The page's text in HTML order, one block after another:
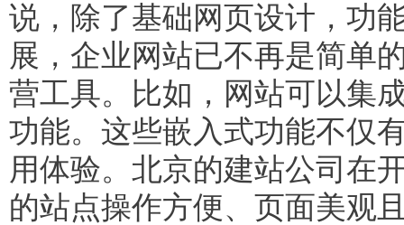
说，除了基础网页设计，功
展，企业网站已不再是简单
营工具。比如，网站可以集
功能。这些嵌入式功能不仅
用体验。北京的建站公司在
的站点操作方便、页面美观